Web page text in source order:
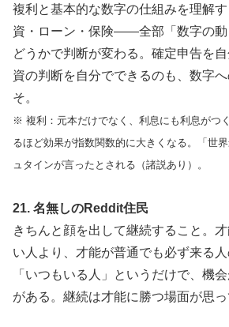
複利と基本的な数字の仕組みを理解
資・ローン・保険——全部「数字の動
どうかで判断が変わる。確定申告を
資の判断を自分でできるのも、数字
そ。
※ 複利：元本だけでなく、利息にも利息がつ
るほど効果が指数関数的に大きくなる。「世
ュタインが言ったとされる（諸説あり）。
21. 名無しのReddit住民
きちんと顔を出して継続すること。
い人より、才能が普通でも必ず来る人
「いつもいる人」というだけで、機
がある。継続は才能に勝つ場面が思っ